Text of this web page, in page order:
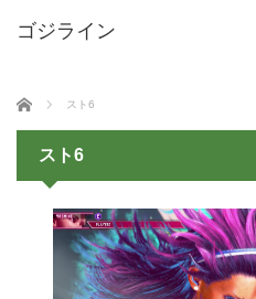
ホーム スト6
スト6